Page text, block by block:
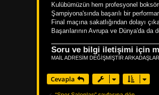
j
Kulübümüzün hem profesyonel
Şampiyona'sında başarılı bir
Final maçına sakatlığından dolayı
Başarılarının Avrupa ve Dünya'da da
Soru ve bilgi iletişimi için
MAİL ADRESİM DEĞİŞMİŞTİR
Cevapla